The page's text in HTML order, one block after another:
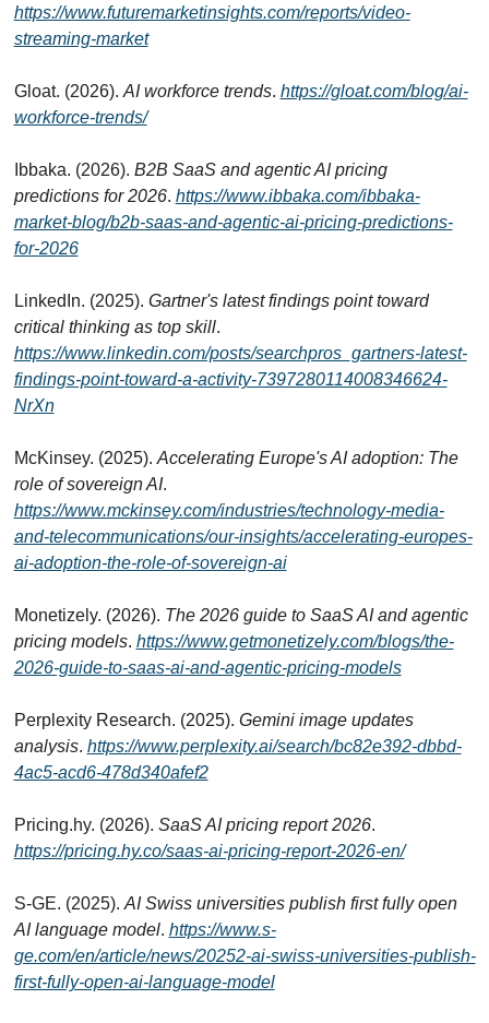
https://www.futuremarketinsights.com/reports/video-
streaming-market
Gloat. (2026). AI workforce trends. https://gloat.com/blog/ai-
workforce-trends/
Ibbaka. (2026). B2B SaaS and agentic AI pricing
predictions for 2026. https://www.ibbaka.com/ibbaka-
market-blog/b2b-saas-and-agentic-ai-pricing-predictions-
for-2026
LinkedIn. (2025). Gartner's latest findings point toward
critical thinking as top skill
https://www.linkedin.com/posts/searchpros_gartners-latest-
findings-point-toward-a-activity-7397280114008346624-
NrXn
McKinsey. (2025). Accelerating Europe's AI adoption: The
role of sovereign AI
https://www.mckinsey.com/industries/technology-media-
and-telecommunications/our-insights/accelerating-europes-
ai-adoption-the-role-of-sovereign-ai
Monetizely. (2026). The 2026 guide to SaaS AI and agentic
pricing models. https://www.getmonetizely.com/blogs/the-
2026-guide-to-saas-ai-and-agentic-pricing-models
Perplexity Research. (2025). Gemini image updates
analysis. https://www.perplexity.ai/search/bc82e392-dbbd-
4ac5-acd6-478d340afef2
Pricing.hy. (2026). SaaS AI pricing report 2026
https://pricing.hy.co/saas-ai-pricing-report-2026-en/
S-GE. (2025). AI Swiss universities publish first fully open
AI language model. https://www.s-
ge.com/en/article/news/20252-ai-swiss-universities-publish-
first-fully-open-ai-language-model